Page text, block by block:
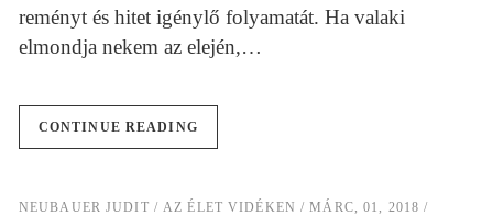
reményt és hitet igénylő folyamatát. Ha valaki
elmondja nekem az elején,…
CONTINUE READING
NEUBAUER JUDIT AZ ÉLET VIDÉKEN
MÁRC, 01, 2018